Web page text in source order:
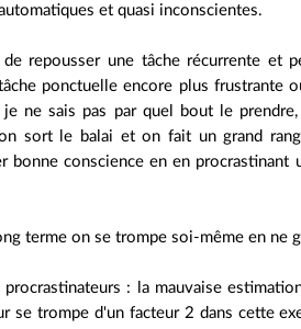
et quasi inconscientes.
repousser une tâche récurrente et
ponctuelle encore plus frustrante
ne sais pas par quel bout le
sort le balai et on fait un grand
bonne conscience en en
terme on se trompe soi-même en ne
: la mauvaise
se trompe d'un facteur 2 dans cette